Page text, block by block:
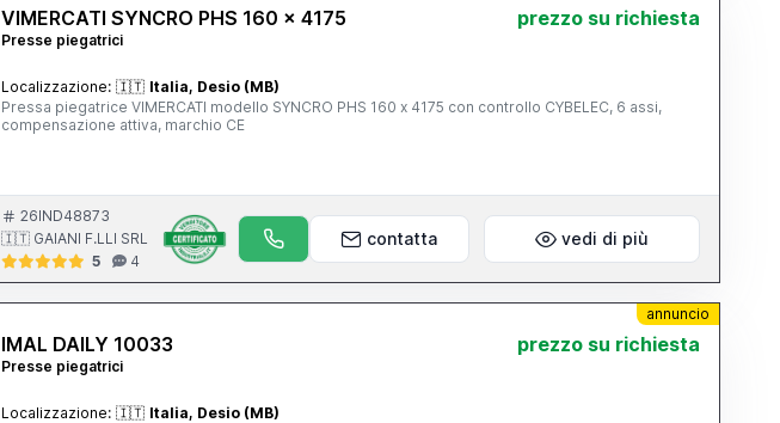
VIMERCATI SYNCRO PHS 160 x 4175
Presse piegatrici
prezzo su richiesta
Localizzazione: 🇮🇹 Italia, Desio (MB)
Pressa piegatrice VIMERCATI modello SYNCRO PHS 160 x 4175 con controllo CYBELEC, 6 assi,
compensazione attiva, marchio CE
26IND48873
🇮🇹 GAIANI F.LLI SRL
5
4
contatta vedi di più
annuncio
IMAL DAILY 10033
Presse piegatrici
prezzo su richiesta
Localizzazione: 🇮🇹 Italia, Desio (MB)